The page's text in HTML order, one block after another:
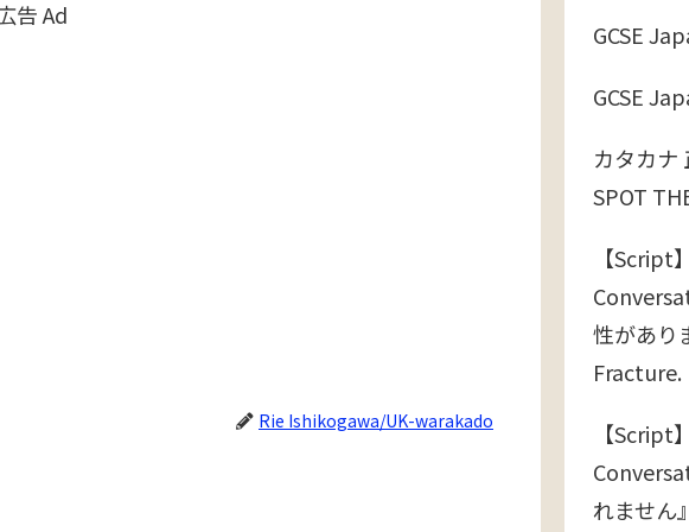
告 Ad
Rie Ishikogawa/UK-warakado
GCSE
GCSE
カタカナ
SPOT
【
性があり
Fracture.
【
れません』